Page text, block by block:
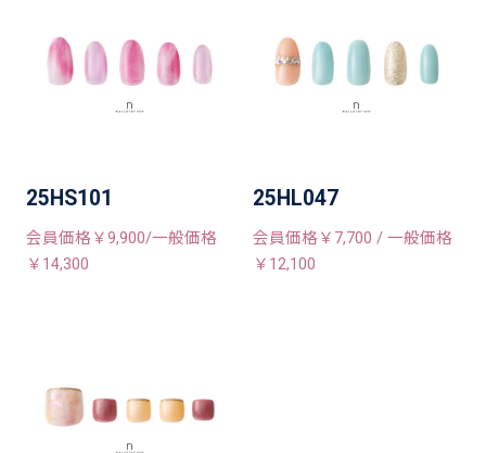
25HS101
会員価格￥9,900/一般価格
￥14,300
25HL047
会員価格￥7,700 / 一般価格
￥12,100